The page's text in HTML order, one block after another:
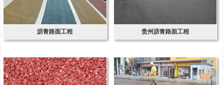
沥青路面工程 贵州沥青路面工程